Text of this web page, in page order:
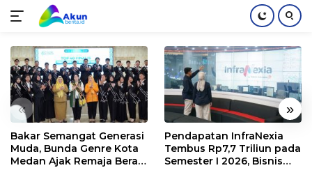
konten
« »
Bakar Semangat Generasi
Muda, Bunda Genre Kota
Medan Ajak Remaja Berani
Pendapatan InfraNexia
Tembus Rp7,7 Triliun pada
Semester I 2026, Bisnis